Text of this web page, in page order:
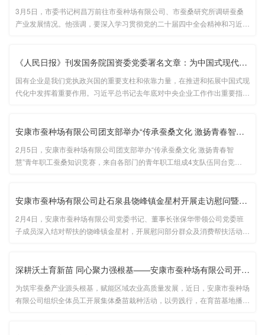
3月5日，市委书记柯昌万前往市蚕种场有限公司、市蚕桑研究所调研蚕桑
产业发展情况。他强调，要深入学习贯彻党的二十届四中全会精神和习近平
《人民日报》刊发国务院国资委党委署名文章：为中国式现代化建设···
国有企业是我们党执政兴国的重要支柱和依靠力量，在推进和拓展中国式现
代化中发挥着重要作用。习近平总书记去年底对中央企业工作作出重要指
安康市蚕种场有限公司团支部举办“传承蚕桑文化 激扬青春智慧”青···
2月5日，安康市蚕种场有限公司团支部举办“传承蚕桑文化 激扬青春智
慧”青年职工蚕桑知识竞赛，来自各部门的青年职工组成4支队伍同台竞
安康市蚕种场有限公司赴石泉县饶峰镇金星村开展走访慰问暨消费帮···
2月4日，安康市蚕种场有限公司党委书记、董事长张保华带领公司党委班
子成员深入结对帮扶的饶峰镇金星村，开展慰问部分群众及消费帮扶活动，
深耕沃土育新苗 同心聚力强根基——安康市蚕种场有限公司开展全员···
为筑牢蚕桑产业源头根基，赋能区域农业高质量发展，近日，安康市蚕种场
有限公司组织全体员工开展集体桑苗栽种活动，以劳践行，在育苗基地播撒